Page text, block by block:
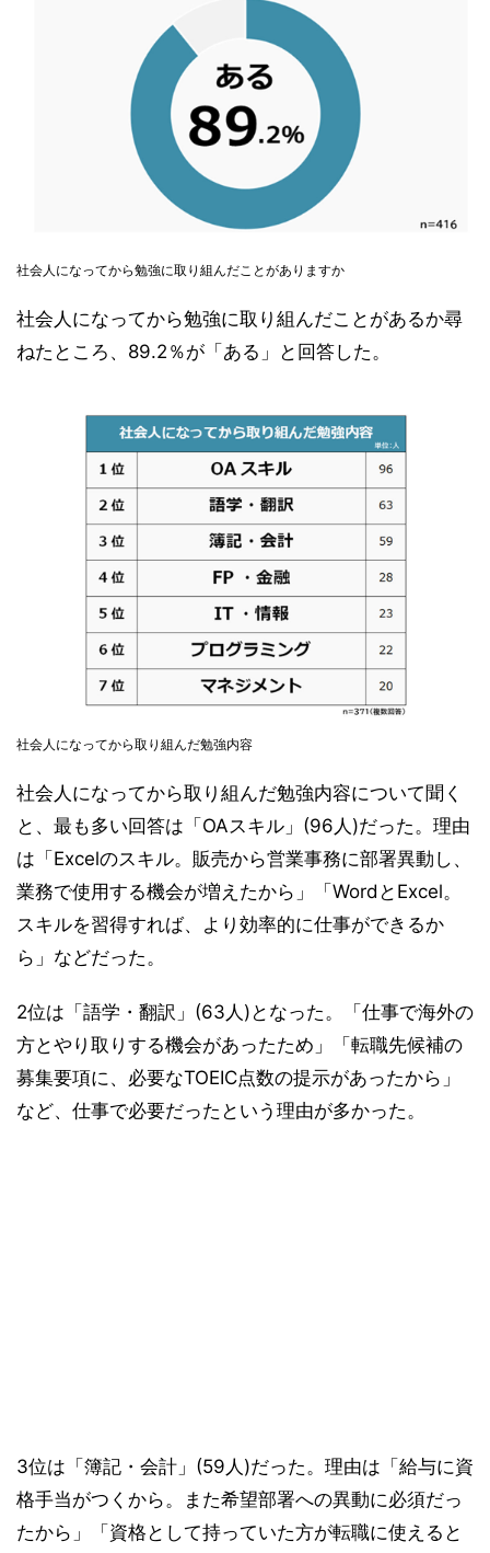
社会人になってから勉強に取り組んだことがありますか
社会人になってから勉強に取り組んだことがあるか尋
ねたところ、89.2％が「ある」と回答した。
社会人になってから取り組んだ勉強内容
社会人になってから取り組んだ勉強内容について聞く
と、最も多い回答は「OAスキル」(96人)だった。理由
は「Excelのスキル。販売から営業事務に部署異動し、
業務で使用する機会が増えたから」「WordとExcel。
スキルを習得すれば、より効率的に仕事ができるか
ら」などだった。
2位は「語学・翻訳」(63人)となった。「仕事で海外の
方とやり取りする機会があったため」「転職先候補の
募集要項に、必要なTOEIC点数の提示があったから」
など、仕事で必要だったという理由が多かった。
3位は「簿記・会計」(59人)だった。理由は「給与に資
格手当がつくから。また希望部署への異動に必須だっ
たから」「資格として持っていた方が転職に使えると